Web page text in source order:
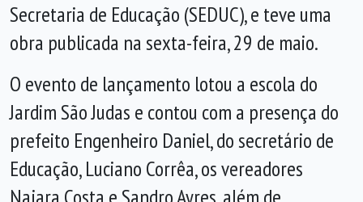
Secretaria de Educação (SEDUC), e teve uma
obra publicada na sexta-feira, 29 de maio.
O evento de lançamento lotou a escola do
Jardim São Judas e contou com a presença do
prefeito Engenheiro Daniel, do secretário de
Educação, Luciano Corrêa, os vereadores